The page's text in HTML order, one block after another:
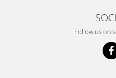
Follow us on